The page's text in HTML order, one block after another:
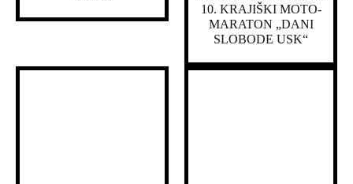
10. KRAJIŠKI MOTO-
MARATON „DANI
SLOBODE USK“